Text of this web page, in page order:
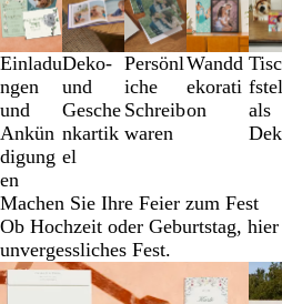
Einladu
ngen
und
Ankün
digung
en
Deko-
und
Gesche
nkartik
el
Persönl
iche
Schreib
waren
Wandd
ekorati
on
als
1
bis
3
von
8
Machen Sie Ihre Feier zum Fest
Ob Hochzeit oder Geburtstag,
unvergessliches Fest.